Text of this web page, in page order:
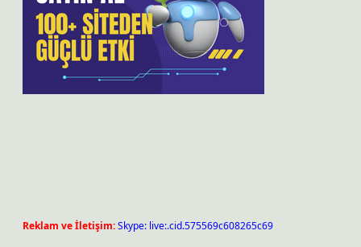
Reklam ve İletişim:Skype: live:.cid.575569c608265c69